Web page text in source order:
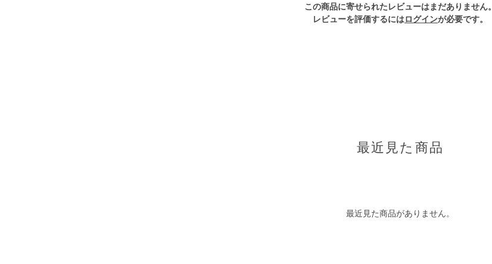
この商品に寄せられたレビューはまだありません。
レビューを評価するにはログインが必要です。
最近見た商品
最近見た商品がありません。